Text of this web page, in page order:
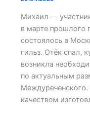
Михаил —
в марте прошлого
состоялось в
гильз. Отёк спал,
возникла
по актуальным
качеством